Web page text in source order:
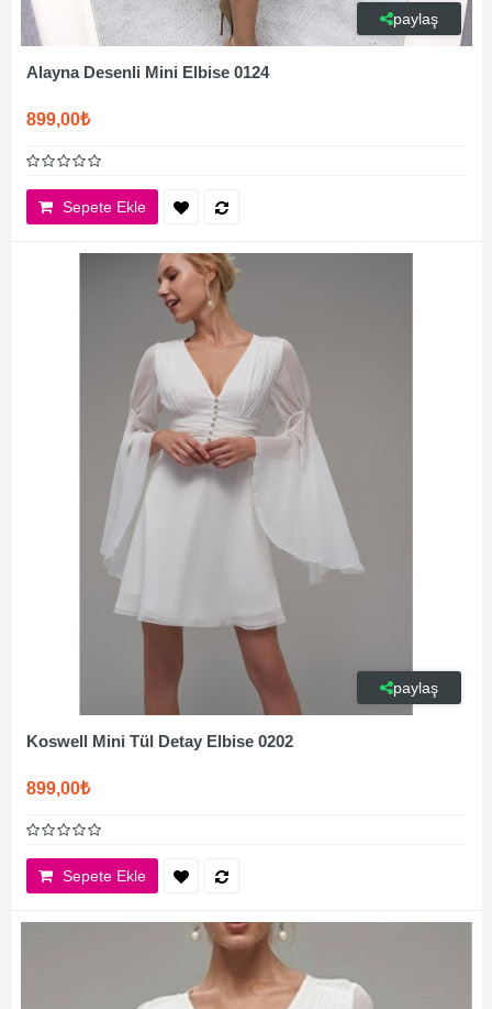
paylaş
Alayna Desenli Mini Elbise 0124
899,00₺
Sepete Ekle
paylaş
Koswell Mini Tül Detay Elbise 0202
899,00₺
Sepete Ekle